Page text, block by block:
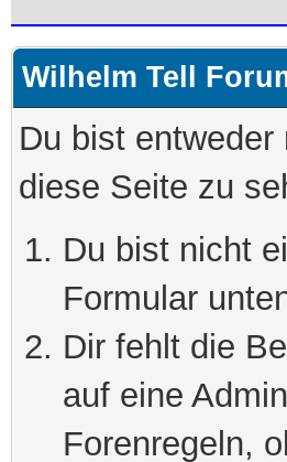
Wilhelm Tell
Du bist
diese Seite zu
Du bist nicht
Formular
Dir fehlt die
auf eine
Forenregeln,